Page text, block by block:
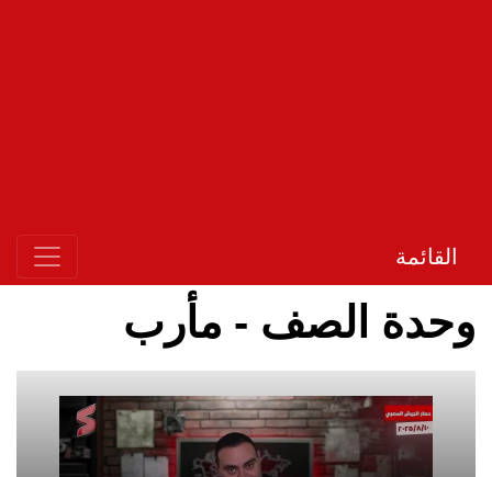
القائمة
وحدة الصف - مأرب